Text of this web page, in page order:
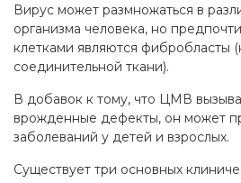
Вирус может размножаться в
организма человека, но
клетками являются фибробласты
соединительной ткани).
В добавок к тому, что ЦМВ
врожденные дефекты, он может
заболеваний у детей и взрослых.
Существует три основных